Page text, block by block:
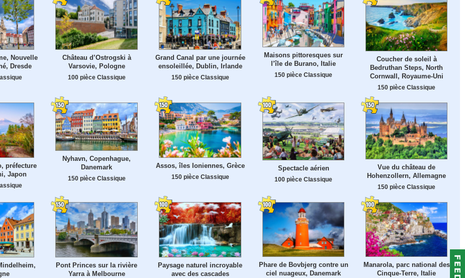
Nouvelle
Dresde
Château d’Ostrogski à
Varsovie, Pologne
100 pièce Classique
Grand Canal par une journée
ensoleillée, Dublin, Irlande
150 pièce Classique
Maisons pittoresques sur
l’île de Burano, Italie
150 pièce Classique
Coucher de soleil à
Bedruthan Steps, North
Cornwall, Royaume-Uni
150 pièce Classique
préfecture
Japon
Nyhavn, Copenhague,
Danemark
150 pièce Classique
Assos, îles Ioniennes, Grèce
150 pièce Classique
Spectacle aérien
100 pièce Classique
Vue du château de
Hohenzollern, Allemagne
150 pièce Classique
Pont Princes sur la rivière
Yarra à Melbourne
Paysage naturel incroyable
avec des cascades
Phare de Bovbjerg contre un
ciel nuageux, Danemark
Manarola, parc national des
Cinque-Terre, Italie